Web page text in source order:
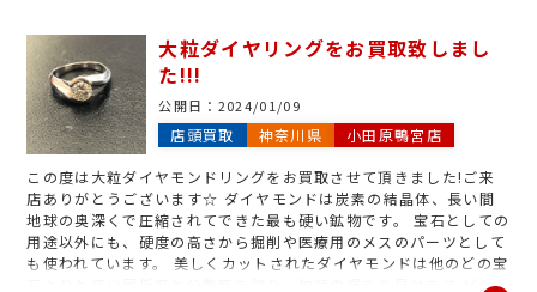
変嬉しく思います!ジュエルカフェ小田原鴨宮店ではリングの重さだ
けではなく、付いているそのダイヤモンド・メレダイヤ・宝石・色
石など大きさからその色味、カットや状態なども査定させていただ
き金額提示をしております。まずはお気軽に査定へお越し下さいま
せ!ジュエルカフェ小田原鴨宮店は査定、お見積りと無料で行ってお
りますので、この機会にぜひご利用下さいませ♪また、それぞれ鑑
定書・鑑別書などもお持ち下さると金額UPに繋がる場合もござい
ます。お品物とぜひご一緒にご持参下さいね!皆様のご来店、ジュエ
ルカフェ小田原鴨宮店にてお待ちしております!!
大粒ダイヤリングをお買取致しまし
た!!!
公開日： 2024/01/09
店頭買取 神奈川県 小田原鴨宮店
この度は大粒ダイヤモンドリングをお買取させて頂きました!ご来
店ありがとうございます☆ ダイヤモンドは炭素の結晶体、長い間
地球の奥深くで圧縮されてできた最も硬い鉱物です。 宝石としての
用途以外にも、硬度の高さから掘削や医療用のメスのパーツとして
も使われています。 美しくカットされたダイヤモンドは他のどの宝
石よりも高い屈折率と分散率を誇り、独特の輝きを見せます ピン